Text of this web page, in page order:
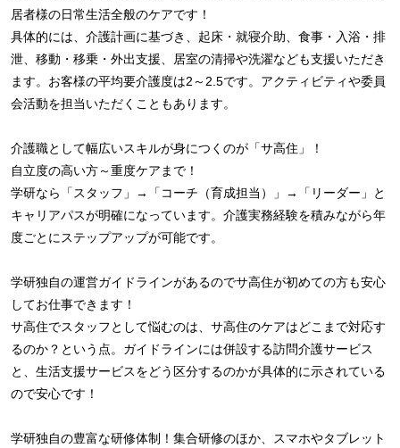
居者様の日常生活全般のケアです！
具体的には、介護計画に基づき、起床・就寝介助、食事・入浴・排
泄、移動・移乗・外出支援、居室の清掃や洗濯なども支援いただき
ます。お客様の平均要介護度は2～2.5です。アクティビティや委員
会活動を担当いただくこともあります。
介護職として幅広いスキルが身につくのが「サ高住」！
自立度の高い方～重度ケアまで！
学研なら「スタッフ」→「コーチ（育成担当）」→「リーダー」と
キャリアパスが明確になっています。介護実務経験を積みながら年
度ごとにステップアップが可能です。
学研独自の運営ガイドラインがあるのでサ高住が初めての方も安心
してお仕事できます！
サ高住でスタッフとして悩むのは、サ高住のケアはどこまで対応す
るのか？という点。ガイドラインには併設する訪問介護サービス
と、生活支援サービスをどう区分するのかが具体的に示されている
ので安心です！
学研独自の豊富な研修体制！集合研修のほか、スマホやタブレット